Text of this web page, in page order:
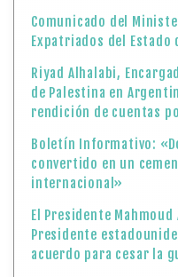
Comunicado del
Expatriados del Estado
Riyad Alhalabi,
de Palestina en
rendición de cuentas
Boletín Informativo:
convertido en un
internacional»
El Presidente
Presidente
acuerdo para cesar la